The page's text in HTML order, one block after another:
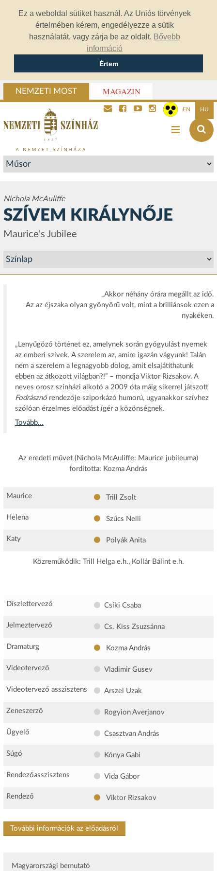
Ez a weboldal sütiket használ. Az Uniós törvények
értelmében kérem, engedélyezze a sütik
használatát, vagy zárja be az oldalt. Bővebb
információ
Értem
NEMZETI MOST MAGAZIN
EN HU
Nichola McAuliffe
SZÍVEM KIRÁLYNŐJE
Maurice's Jubilee
„Akkor néhány órára megállt az idő.
Az az éjszaka olyan gyönyörű volt, mint a brilliánsok ezen a
nyakéken.
„Lenyűgöző történet ez, amelynek során gyógyulást nyernek
az emberi szívek. A szerelem az, amire igazán vágyunk! Talán
nem a szerelem a legnagyobb dolog, amit elsajátíthatunk
ebben az átkozott világban?!” – mondja Viktor Rizsakov. A
neves orosz színházi alkotó a 2009 óta máig sikerrel játszott
Fodrásznőrendezője sziporkázó humorú, ugyanakkor szívhez
szólóan érzelmes előadást ígér a közönségnek.
Tovább...
Az eredeti művet (Nichola McAuliffe: Maurice jubileuma)
fordította: Kozma András
Maurice Trill Zsolt
Helena Szűcs Nelli
Katy Polyák Anita
Közreműködik: Trill Helga e.h., Kollár Bálint e.h.
Díszlettervező Csíki Csaba
Jelmeztervező Cs. Kiss Zsuzsánna
Dramaturg Kozma András
Videotervező Vladimir Gusev
Videotervező asszisztens Arszel Uzak
Zeneszerző Rogyion Averjanov
Ügyelő Csasztvan András
Súgó Kónya Gabi
Rendezőasszisztens Vida Gábor
Rendező Viktor Rizsakov
További információk az előadásról
Magyarországi bemutató